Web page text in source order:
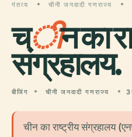
गंतव्य चीनी जनवादी गणराज्य
चीन का
संग्रहालय.
बीजिंग चीनी जनवादी गणराज्य
चीन का राष्ट्रीय संग्रहालय